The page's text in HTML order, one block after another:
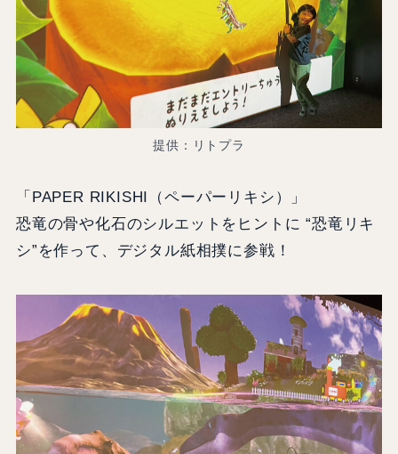
提供：リトプラ
「PAPER RIKISHI（ペーパーリキシ）」
恐竜の骨や化石のシルエットをヒントに “恐竜リキ
シ”を作って、デジタル紙相撲に参戦！